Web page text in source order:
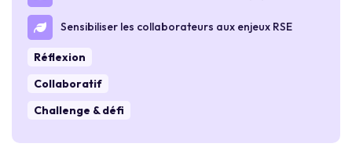
Sensibiliser les collaborateurs aux enjeux RSE
Réflexion
Collaboratif
Challenge & défi